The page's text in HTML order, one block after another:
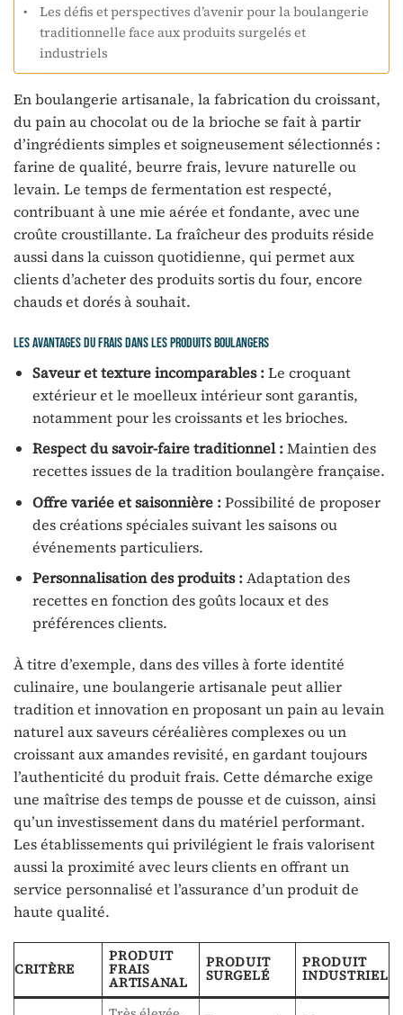
Les défis et perspectives d’avenir pour la boulangerie
traditionnelle face aux produits surgelés et
industriels
En boulangerie artisanale, la fabrication du croissant,
du pain au chocolat ou de la brioche se fait à partir
d’ingrédients simples et soigneusement sélectionnés :
farine de qualité, beurre frais, levure naturelle ou
levain. Le temps de fermentation est respecté,
contribuant à une mie aérée et fondante, avec une
croûte croustillante. La fraîcheur des produits réside
aussi dans la cuisson quotidienne, qui permet aux
clients d’acheter des produits sortis du four, encore
chauds et dorés à souhait.
Les avantages du frais dans les produits boulangers
Saveur et texture incomparables :Le croquant
extérieur et le moelleux intérieur sont garantis,
notamment pour les croissants et les brioches.
Respect du savoir-faire traditionnel :Maintien des
recettes issues de la tradition boulangère française.
Offre variée et saisonnière :Possibilité de proposer
des créations spéciales suivant les saisons ou
événements particuliers.
Personnalisation des produits :Adaptation des
recettes en fonction des goûts locaux et des
préférences clients.
À titre d’exemple, dans des villes à forte identité
culinaire, une boulangerie artisanale peut allier
tradition et innovation en proposant un pain au levain
naturel aux saveurs céréalières complexes ou un
croissant aux amandes revisité, en gardant toujours
l’authenticité du produit frais. Cette démarche exige
une maîtrise des temps de pousse et de cuisson, ainsi
qu’un investissement dans du matériel performant.
Les établissements qui privilégient le frais valorisent
aussi la proximité avec leurs clients en offrant un
service personnalisé et l’assurance d’un produit de
haute qualité.
CRITÈRE
PRODUIT
FRAIS
ARTISANAL
PRODUIT
SURGELÉ
PRODUIT
INDUSTRIEL